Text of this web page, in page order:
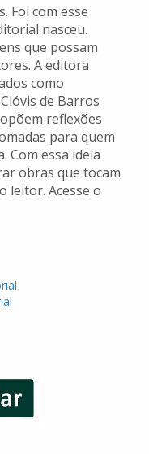
Foi com esse
nasceu.
que possam
A editora
como
de Barros
reflexões
para quem
Com essa ideia
obras que tocam
leitor. Acesse o